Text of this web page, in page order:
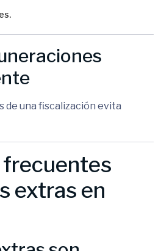
una fiscalización evita
extras en